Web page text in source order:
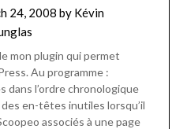
24, 2008 by Kévin
mon plugin qui permet
Au programme :
dans l’ordre chronologique
en-têtes inutiles lorsqu’il
associés à une page